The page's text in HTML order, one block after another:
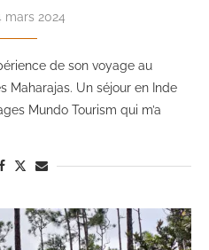
mars 2024
de son voyage au
Maharajas. Un séjour en Inde
Mundo Tourism qui m’a